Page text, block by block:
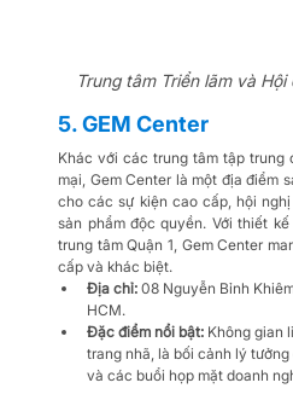
Trung tâm Triển lãm và Hội
5. GEM Center
Khác với các trung tâm tập trung
mại, Gem Center là một địa điểm
cho các sự kiện cao cấp, hội
sản phẩm độc quyền. Với thiết
trung tâm Quận 1, Gem Center
cấp và khác biệt.
Địa chỉ: 08 Nguyễn Bỉnh
HCM.
Đặc điểm nổi bật: Không gian
trang nhã, là bối cảnh lý
và các buổi họp mặt doanh